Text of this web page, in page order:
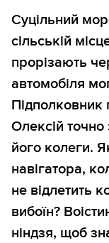
Суцільний
сільській
прорізають
автомобіля
Підполковник
Олексій
його колеги.
навігатора,
не відлетить
вибоїн?
ніндзя, щоб